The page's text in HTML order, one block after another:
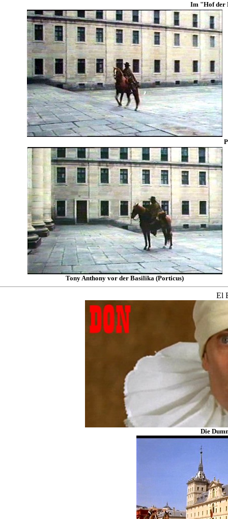
Im "Hof der
Tony Anthony vor der Basilika (Porticus)
El
Die